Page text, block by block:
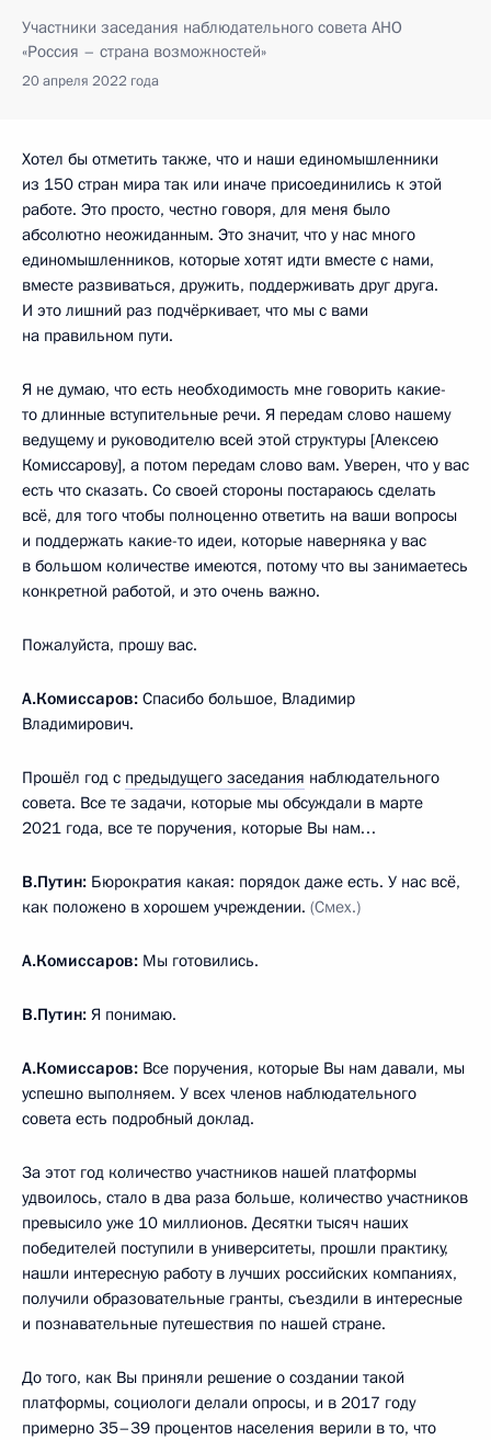
Участники заседания наблюдательного совета АНО
«Россия – страна возможностей»
20 апреля 2022 года
Хотел бы отметить также, что и наши единомышленники
из 150 стран мира так или иначе присоединились к этой
работе. Это просто, честно говоря, для меня было
абсолютно неожиданным. Это значит, что у нас много
единомышленников, которые хотят идти вместе с нами,
вместе развиваться, дружить, поддерживать друг друга.
И это лишний раз подчёркивает, что мы с вами
на правильном пути.
Я не думаю, что есть необходимость мне говорить какие-
то длинные вступительные речи. Я передам слово нашему
ведущему и руководителю всей этой структуры [Алексею
Комиссарову], а потом передам слово вам. Уверен, что у вас
есть что сказать. Со своей стороны постараюсь сделать
всё, для того чтобы полноценно ответить на ваши вопросы
и поддержать какие-то идеи, которые наверняка у вас
в большом количестве имеются, потому что вы занимаетесь
конкретной работой, и это очень важно.
Пожалуйста, прошу вас.
А.Комиссаров: Спасибо большое, Владимир
Владимирович.
Прошёл год с предыдущего заседания наблюдательного
совета. Все те задачи, которые мы обсуждали в марте
2021 года, все те поручения, которые Вы нам…
В.Путин: Бюрократия какая: порядок даже есть. У нас всё,
как положено в хорошем учреждении. (Смех.)
А.Комиссаров: Мы готовились.
В.Путин: Я понимаю.
А.Комиссаров: Все поручения, которые Вы нам давали, мы
успешно выполняем. У всех членов наблюдательного
совета есть подробный доклад.
За этот год количество участников нашей платформы
удвоилось, стало в два раза больше, количество участников
превысило уже 10 миллионов. Десятки тысяч наших
победителей поступили в университеты, прошли практику,
нашли интересную работу в лучших российских компаниях,
получили образовательные гранты, съездили в интересные
и познавательные путешествия по нашей стране.
До того, как Вы приняли решение о создании такой
платформы, социологи делали опросы, и в 2017 году
примерно 35–39 процентов населения верили в то, что